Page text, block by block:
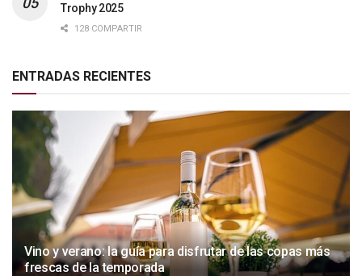
Trophy 2025
128 COMPARTIR
ENTRADAS RECIENTES
Vino y verano: la guía para disfrutar de las copas más
frescas de la temporada